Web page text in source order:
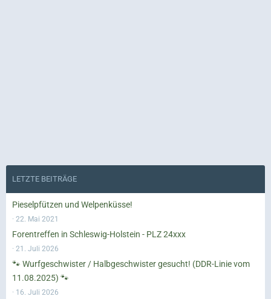
LETZTE BEITRÄGE
Pieselpfützen und Welpenküsse!
22. Mai 2021
Forentreffen in Schleswig-Holstein - PLZ 24xxx
21. Juli 2026
🐾 Wurfgeschwister / Halbgeschwister gesucht! (DDR-Linie vom
11.08.2025) 🐾
16. Juli 2026